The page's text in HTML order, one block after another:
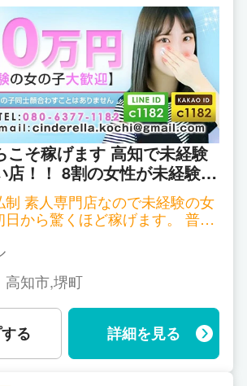
ので心配」という方
経験を生かしたい」という方
なお店で働きたい」という方
がとっても大好き」という方
に興味がある」という方
抵抗があるけど・・・」という方
で働きたい」という方
効に使いたい」という方
」という方
事経験がない方には、あらかじめ
せんので、何も心配する必要あり
え致します。 お金に関する
ず解決させてみせますので勇
てお問い合わせ下さい。
スのお給料(最短60分) ┣60％
┣70％⇒
熟女コ
例(最短60分) ┣60％⇒ ￥7,
の再指名本数や頑
で通常 ￥1,000円 の指名料金が
ます。 ◆入店か
機保証あり！ 入店から3ヶ
仮
が無ければ2万円お支払いしま
支給します ・ノルマ・ペナ
雑費等の引かれ物は一切ありま
・オプション料金は100％バック
こそ稼げます 高知で未経験
店！！ 8割の女性が未経験で
心者でも安心の入門店です。
いる女性スタッフが全力でサ
専門店なのでテクニックは
せん。
経験の女
から驚くほど稼げます。 普通
高知市,堺町
る 詳細を見る